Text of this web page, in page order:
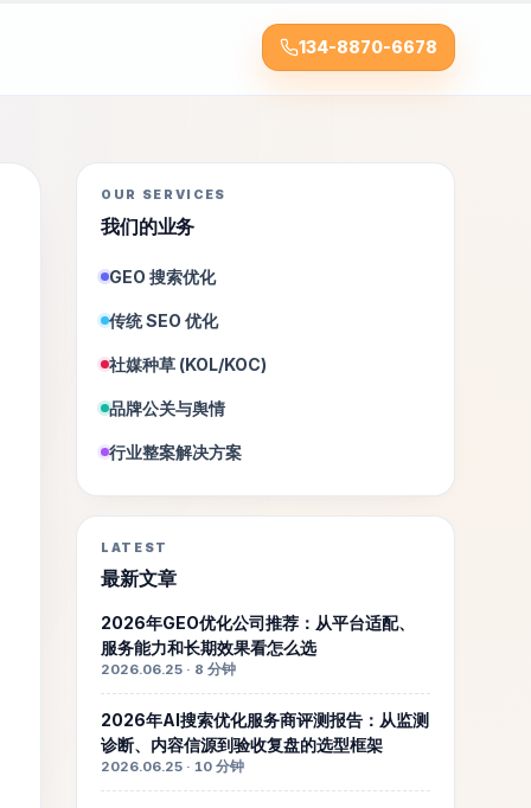
134-8870-6678
OUR SERVICES
我们的业务
GEO 搜索优化
传统 SEO 优化
社媒种草 (KOL/KOC)
品牌公关与舆情
行业整案解决方案
LATEST
最新文章
2026年GEO优化公司推荐：从平台适配、
服务能力和长期效果看怎么选
2026.06.25 · 8 分钟
2026年AI搜索优化服务商评测报告：从监测
诊断、内容信源到验收复盘的选型框架
2026.06.25 · 10 分钟